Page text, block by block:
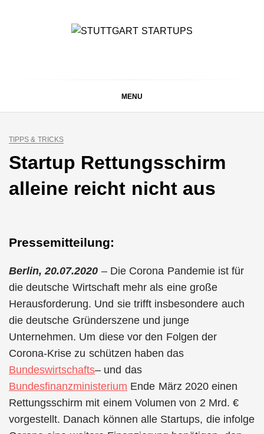
MENU
TIPPS & TRICKS
Startup Rettungsschirm
alleine reicht nicht aus
Pressemitteilung:
Berlin, 20.07.2020 – Die Corona Pandemie ist für
die deutsche Wirtschaft mehr als eine große
Herausforderung. Und sie trifft insbesondere auch
die deutsche Gründerszene und junge
Unternehmen. Um diese vor den Folgen der
Corona-Krise zu schützen haben das
Bundeswirtschafts– und das
Bundesfinanzministerium Ende März 2020 einen
Rettungsschirm mit einem Volumen von 2 Mrd. €
vorgestellt. Danach können alle Startups, die infolge